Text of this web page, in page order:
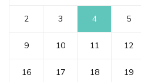
2 3 4 5
9 10 11 12
16 17 18 19